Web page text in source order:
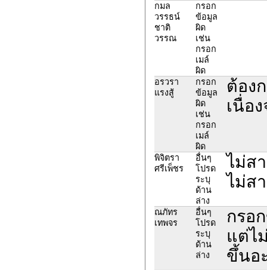
กมล
วรรธน์
ชาติ
วรรณ
กรอก
ข้อมูล
ผิด
เช่น
กรอก
เมล์
ผิด
อรวรา
แรงสู้
กรอก
ข้อมูล
ผิด
เช่น
กรอก
เมล์
ผิด
ต้อง
เนื่อ
พิจิตรา
ศรีเพ็ชร
อื่นๆ
โปรด
ระบุ
ด้าน
ล่าง
ไม่ส
ไม่ส
ณภัทร
เทพจร
อื่นๆ
โปรด
ระบุ
ด้าน
ล่าง
กรอ
แต่ไ
ขึ้นอ